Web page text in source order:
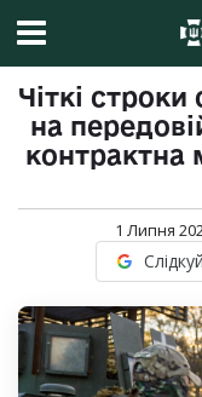
Чіткі
на
контрактна
1 Липня